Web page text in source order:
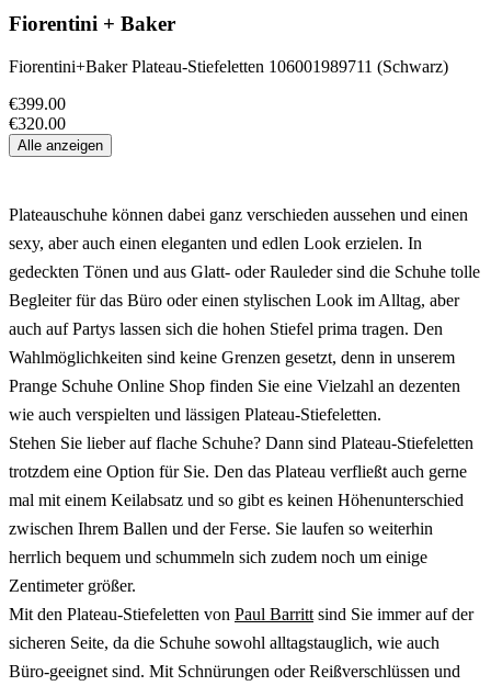
Fiorentini + Baker
Fiorentini+Baker Plateau-Stiefeletten 106001989711 (Schwarz)
€399.00
€320.00
Alle anzeigen
Plateauschuhe können dabei ganz verschieden aussehen und einen
sexy, aber auch einen eleganten und edlen Look erzielen. In
gedeckten Tönen und aus Glatt- oder Rauleder sind die Schuhe tolle
Begleiter für das Büro oder einen stylischen Look im Alltag, aber
auch auf Partys lassen sich die hohen Stiefel prima tragen. Den
Wahlmöglichkeiten sind keine Grenzen gesetzt, denn in unserem
Prange Schuhe Online Shop finden Sie eine Vielzahl an dezenten
wie auch verspielten und lässigen Plateau-Stiefeletten.
Stehen Sie lieber auf flache Schuhe? Dann sind Plateau-Stiefeletten
trotzdem eine Option für Sie. Den das Plateau verfließt auch gerne
mal mit einem Keilabsatz und so gibt es keinen Höhenunterschied
zwischen Ihrem Ballen und der Ferse. Sie laufen so weiterhin
herrlich bequem und schummeln sich zudem noch um einige
Zentimeter größer.
Mit den Plateau-Stiefeletten von Paul Barritt sind Sie immer auf der
sicheren Seite, da die Schuhe sowohl alltagstauglich, wie auch
Büro-geeignet sind. Mit Schnürungen oder Reißverschlüssen und